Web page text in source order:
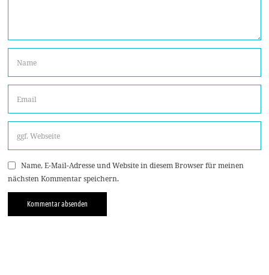
Name, E-Mail-Adresse und Website in diesem Browser für meinen
nächsten Kommentar speichern.